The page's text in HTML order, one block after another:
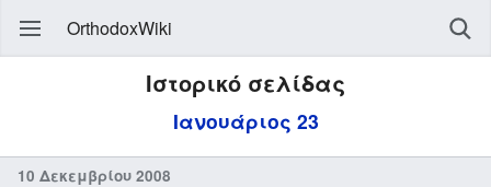
OrthodoxWiki
Ιστορικό σελίδας
Ιανουάριος 23
10 Δεκεμβρίου 2008